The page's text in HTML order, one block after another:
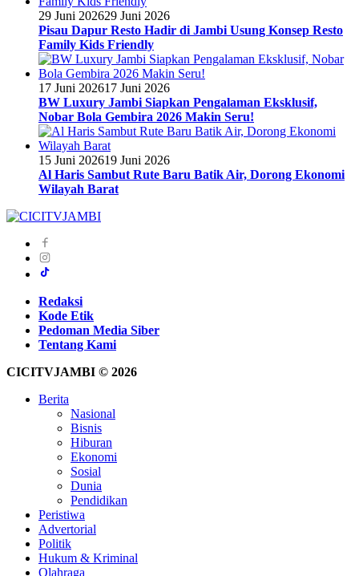
29 Juni 202629 Juni 2026
Pisau Dapur Resto Hadir di Jambi Usung Konsep Resto
Family Kids Friendly
17 Juni 202617 Juni 2026
BW Luxury Jambi Siapkan Pengalaman Eksklusif,
Nobar Bola Gembira 2026 Makin Seru!
15 Juni 202619 Juni 2026
Al Haris Sambut Rute Baru Batik Air, Dorong Ekonomi
Wilayah Barat
Redaksi
Kode Etik
Pedoman Media Siber
Tentang Kami
CICITVJAMBI © 2026
Berita
Nasional
Bisnis
Hiburan
Ekonomi
Sosial
Dunia
Pendidikan
Peristiwa
Advertorial
Politik
Hukum & Kriminal
Olahraga